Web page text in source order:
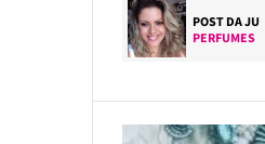
POST DAJU
PERFUMES